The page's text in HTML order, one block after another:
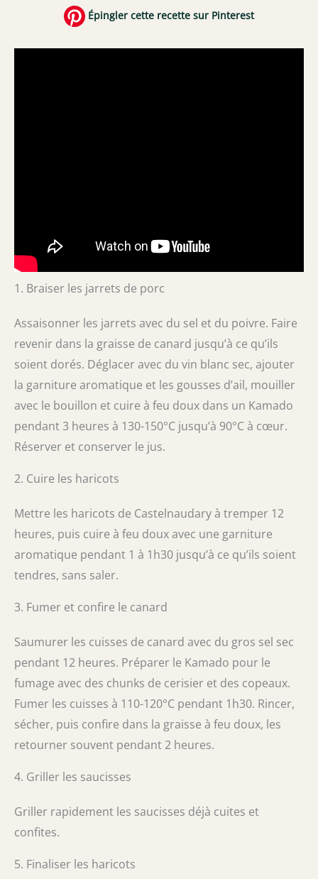
Épingler cette recette sur Pinterest
1. Braiser les jarrets de porc
Assaisonner les jarrets avec du sel et du poivre. Faire
revenir dans la graisse de canard jusqu’à ce qu’ils
soient dorés. Déglacer avec du vin blanc sec, ajouter
la garniture aromatique et les gousses d’ail, mouiller
avec le bouillon et cuire à feu doux dans un Kamado
pendant 3 heures à 130-150°C jusqu’à 90°C à cœur.
Réserver et conserver le jus.
2. Cuire les haricots
Mettre les haricots de Castelnaudary à tremper 12
heures, puis cuire à feu doux avec une garniture
aromatique pendant 1 à 1h30 jusqu’à ce qu’ils soient
tendres, sans saler.
3. Fumer et confire le canard
Saumurer les cuisses de canard avec du gros sel sec
pendant 12 heures. Préparer le Kamado pour le
fumage avec des chunks de cerisier et des copeaux.
Fumer les cuisses à 110-120°C pendant 1h30. Rincer,
sécher, puis confire dans la graisse à feu doux, les
retourner souvent pendant 2 heures.
4. Griller les saucisses
Griller rapidement les saucisses déjà cuites et
confites.
5. Finaliser les haricots